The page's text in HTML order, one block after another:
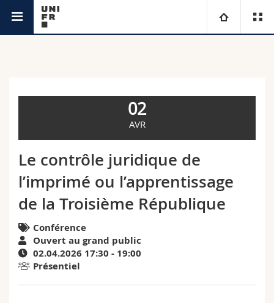
Université
Sciences économiques et sociales et management
Sciences de l'éducation et de la formation
Sciences et médecine
Etudiants
Chercheurs
Collaborateurs
Annuaire du personnel
Bibliothèques
Webmail
02
AVR
Le contrôle juridique de
l’imprimé ou l’apprentissage
de la Troisième République
Conférence
Ouvert au grand public
02.04.2026 17:30 - 19:00
Présentiel